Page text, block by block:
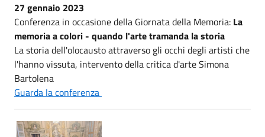
27 gennaio 2023
Conferenza in occasione della Giornata della Memoria: La
memoria a colori - quando l'arte tramanda la storia
La storia dell'olocausto attraverso gli occhi degli artisti che
l'hanno vissuta, intervento della critica d'arte Simona
Bartolena
Guarda la conferenza